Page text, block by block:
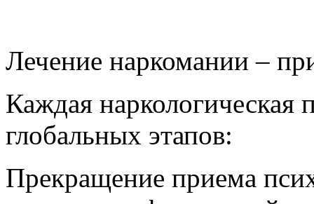
Лечение наркомании –
Каждая наркологическая
глобальных этапов:
Прекращение приема